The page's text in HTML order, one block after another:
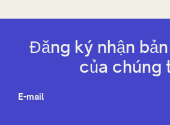
Đăng ký nhận
của chúng
E-mail